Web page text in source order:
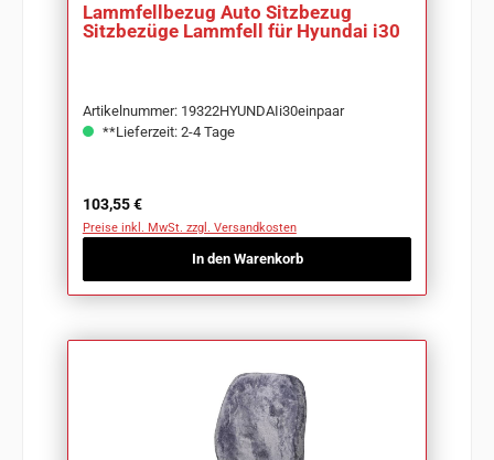
Lammfellbezug Auto Sitzbezug
Sitzbezüge Lammfell für Hyundai i30
Artikelnummer: 19322HYUNDAIi30einpaar
**Lieferzeit: 2-4 Tage
Regulärer Preis:
103,55 €
Preise inkl. MwSt. zzgl. Versandkosten
In den Warenkorb